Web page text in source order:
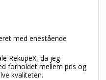
med enestående
RekupeX, da jeg
forholdet mellem pris og
kvaliteten.